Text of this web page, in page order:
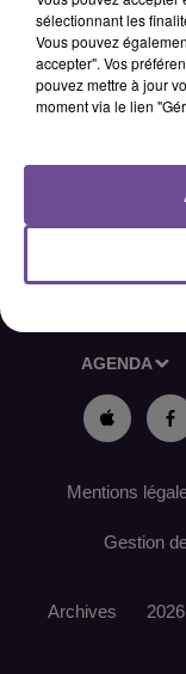
pluridisciplinaire,
de point de vue, en
et dans la
rendue.
AGENDA
Mentions
Gestion
Archives 2026
sélectionnant les
Vous pouvez
accepter". Vos
pouvez mettre à jour
moment via le lien